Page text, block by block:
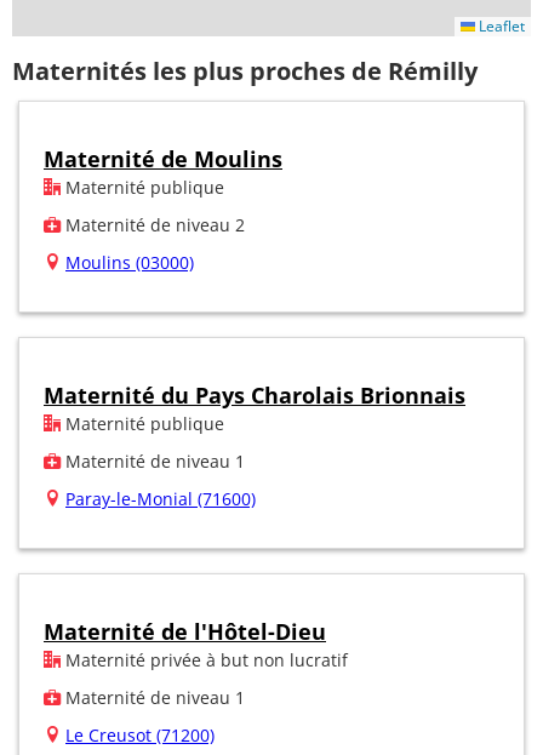
Leaflet
Maternités les plus proches de Rémilly
Maternité de Moulins
Maternité publique
Maternité de niveau 2
Moulins (03000)
Maternité du Pays Charolais Brionnais
Maternité publique
Maternité de niveau 1
Paray-le-Monial (71600)
Maternité de l'Hôtel-Dieu
Maternité privée à but non lucratif
Maternité de niveau 1
Le Creusot (71200)